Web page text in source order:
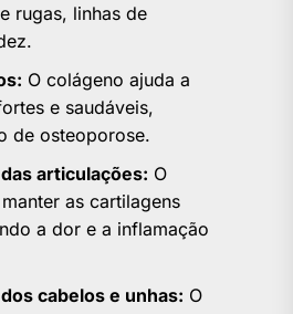
rugas, linhas de
O colágeno ajuda a
e saudáveis,
de osteoporose.
articulações: O
as cartilagens
a dor e a inflamação
cabelos e unhas: O